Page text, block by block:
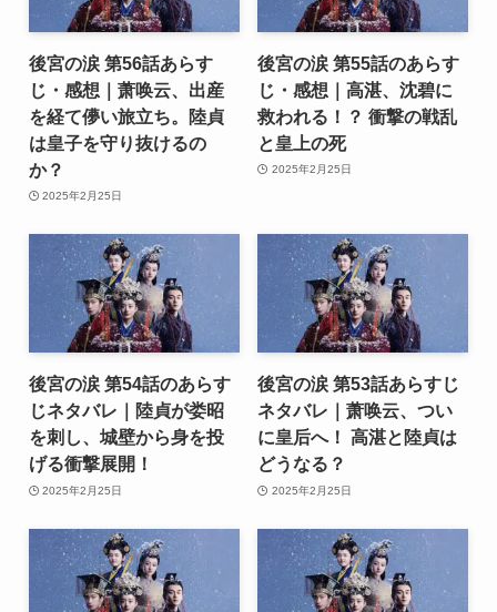
後宮の涙 第56話あらす
じ・感想｜萧唤云、出産
を経て儚い旅立ち。陸貞
は皇子を守り抜けるの
か？
2025年2月25日
後宮の涙 第55話のあらす
じ・感想｜高湛、沈碧に
救われる！？ 衝撃の戦乱
と皇上の死
2025年2月25日
後宮の涙 第54話のあらす
じネタバレ｜陸貞が娄昭
を刺し、城壁から身を投
げる衝撃展開！
2025年2月25日
後宮の涙 第53話あらすじ
ネタバレ｜萧唤云、つい
に皇后へ！ 高湛と陸貞は
どうなる？
2025年2月25日